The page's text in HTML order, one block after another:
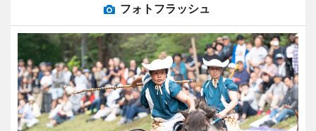
フォトフラッシュ